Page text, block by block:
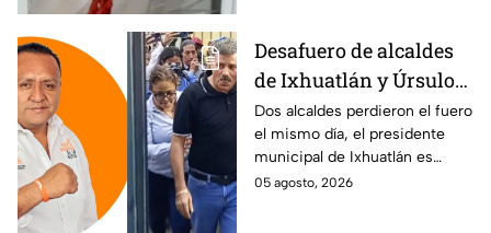
Desafuero de alcaldes
de Ixhuatlán y Úrsulo
Galván: uno de ellos
está implicado en el
asesinato de la
periodista Roxana
Dos alcaldes perdieron el fuero
el mismo día, el presidente
municipal de Ixhuatlán es
investigado por el secuestro y
05 agosto, 2026